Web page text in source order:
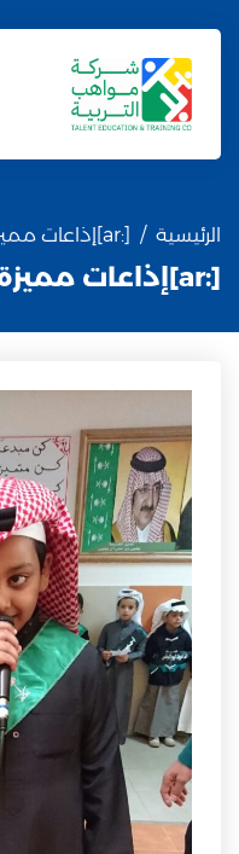
الرئيسية [:ar]إذاعات مميزة بابتدائية أبها.[:]
[:ar]إذاعات مميزة بابتدائية أبها.[:]